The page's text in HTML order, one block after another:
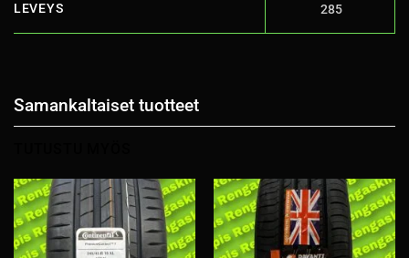
LEVEYS 285
Samankaltaiset tuotteet